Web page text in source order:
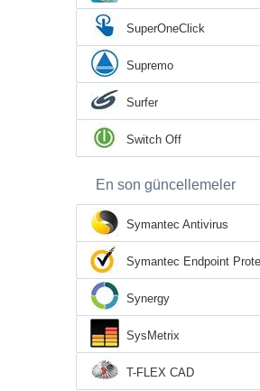
SuperOneClick
Supremo
Surfer
Switch Off
En son güncellemeler
Symantec Antivirus
Symantec Endpoint
Synergy
SysMetrix
T-FLEX CAD